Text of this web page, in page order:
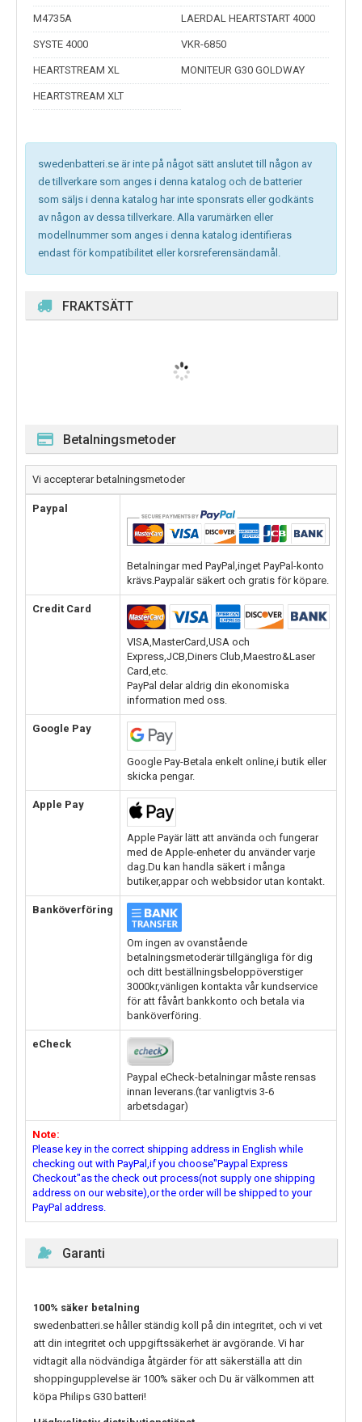
M4735A LAERDAL HEARTSTART 4000
SYSTE 4000 VKR-6850
HEARTSTREAM XL MONITEUR G30 GOLDWAY
HEARTSTREAM XLT
swedenbatteri.se är inte på något sätt anslutet till någon av
de tillverkare som anges i denna katalog och de batterier
som säljs i denna katalog har inte sponsrats eller godkänts
av någon av dessa tillverkare. Alla varumärken eller
modellnummer som anges i denna katalog identifieras
endast för kompatibilitet eller korsreferensändamål.
FRAKTSÄTT
Betalningsmetoder
Vi accepterar betalningsmetoder
Paypal
Betalningar med PayPal,inget PayPal-konto
krävs.Paypalär säkert och gratis för köpare.
Credit Card
VISA,MasterCard,USA och
Express,JCB,Diners Club,Maestro&Laser
Card,etc.
PayPal delar aldrig din ekonomiska
information med oss.
Google Pay
Google Pay-Betala enkelt online,i butik eller
skicka pengar.
Apple Pay
Apple Payär lätt att använda och fungerar
med de Apple-enheter du använder varje
dag.Du kan handla säkert i många
butiker,appar och webbsidor utan kontakt.
Banköverföring
Om ingen av ovanstående
betalningsmetoderär tillgängliga för dig
och ditt beställningsbeloppöverstiger
3000kr,vänligen kontakta vår kundservice
för att fåvårt bankkonto och betala via
banköverföring.
eCheck
Paypal eCheck-betalningar måste rensas
innan leverans.(tar vanligtvis 3-6
arbetsdagar)
Note:
Please key in the correct shipping address in English while
checking out with PayPal,if you choose"Paypal Express
Checkout"as the check out process(not supply one shipping
address on our website),or the order will be shipped to your
PayPal address.
Garanti
100% säker betalning
swedenbatteri.se håller ständig koll på din integritet, och vi vet
att din integritet och uppgiftssäkerhet är avgörande. Vi har
vidtagit alla nödvändiga åtgärder för att säkerställa att din
shoppingupplevelse är 100% säker och Du är välkommen att
köpa Philips G30 batteri!